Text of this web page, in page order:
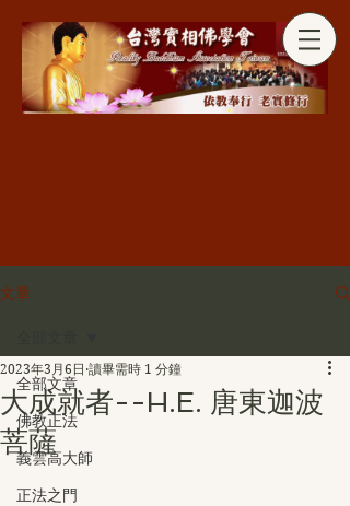
分享
文章
全部文章
佛教正法
義雲高大師
正法之門
大成就者--H.E. 唐東迦波
菩薩
2023年3月6日 讀畢需時 1 分鐘